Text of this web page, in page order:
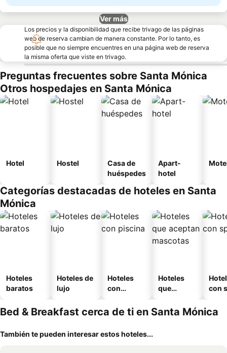
Ver más
Los precios y la disponibilidad que recibe trivago de las páginas
web de reserva cambian de manera constante. Por lo tanto, es
posible que no siempre encuentres en una página web de reserva
la misma oferta que viste en trivago.
Preguntas frecuentes sobre Santa Mónica
Otros hospedajes en Santa Mónica
Hotel Hostel
Casa de
huéspedes
Apart-
hotel
Categorías destacadas de hoteles en Santa
Mónica
Hoteles
baratos
Hoteles de
lujo
Hoteles
con
Hoteles
que
mascotas
con
Bed & Breakfast cerca de ti en Santa Mónica
También te pueden interesar estos hoteles...